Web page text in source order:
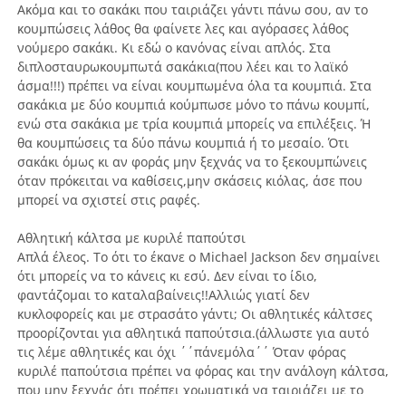
Ακόμα και το σακάκι που ταιριάζει γάντι πάνω σου, αν το
κουμπώσεις λάθος θα φαίνετε λες και αγόρασες λάθος
νούμερο σακάκι. Κι εδώ ο κανόνας είναι απλός. Στα
διπλοσταυρωκουμπωτά σακάκια(που λέει και το λαϊκό
άσμα!!!) πρέπει να είναι κουμπωμένα όλα τα κουμπιά. Στα
σακάκια με δύο κουμπιά κούμπωσε μόνο το πάνω κουμπί,
ενώ στα σακάκια με τρία κουμπιά μπορείς να επιλέξεις. Ή
θα κουμπώσεις τα δύο πάνω κουμπιά ή το μεσαίο. Ότι
σακάκι όμως κι αν φοράς μην ξεχνάς να το ξεκουμπώνεις
όταν πρόκειται να καθίσεις,μην σκάσεις κιόλας, άσε που
μπορεί να σχιστεί στις ραφές.
Αθλητική κάλτσα με κυριλέ παπούτσι
Απλά έλεος. Το ότι το έκανε ο Μichael Jackson δεν σημαίνει
ότι μπορείς να το κάνεις κι εσύ. Δεν είναι το ίδιο,
φαντάζομαι το καταλαβαίνεις!!Αλλιώς γιατί δεν
κυκλοφορείς και με στρασάτο γάντι; Οι αθλητικές κάλτσες
προορίζονται για αθλητικά παπούτσια.(άλλωστε για αυτό
τις λέμε αθλητικές και όχι ΄΄πάνεμόλα΄΄ Όταν φόρας
κυριλέ παπούτσια πρέπει να φόρας και την ανάλογη κάλτσα,
που μην ξεχνάς ότι πρέπει χρωματικά να ταιριάζει με το